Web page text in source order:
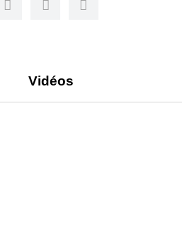
Vidéos